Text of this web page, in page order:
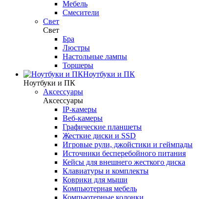
Мебель
Смесители
Свет
Свет
Бра
Люстры
Настольные лампы
Торшеры
Ноутбуки и ПК
Ноутбуки и ПК
Аксессуары
Аксессуары
IP-камеры
Веб-камеры
Графические планшеты
Жесткие диски и SSD
Игровые рули, джойстики и геймпады
Источники бесперебойного питания
Кейсы для внешнего жесткого диска
Клавиатуры и комплекты
Коврики для мыши
Компьютерная мебель
Компьютерные колонки